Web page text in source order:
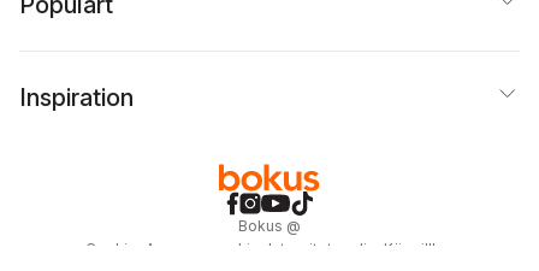
Inspiration
Bokus @
Cookies
Anpassa cookies Integritetspolicy Köpvillkor